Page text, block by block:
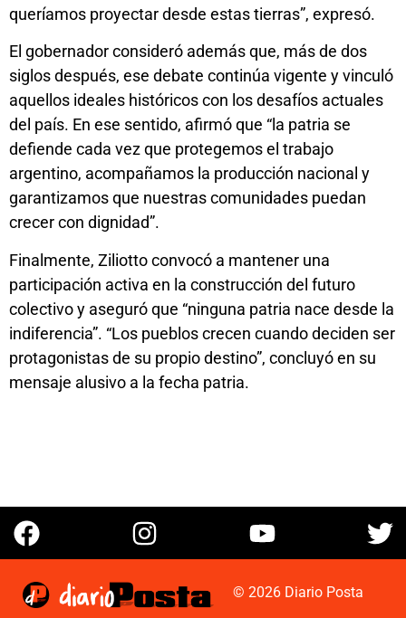
queríamos proyectar desde estas tierras”, expresó.
El gobernador consideró además que, más de dos
siglos después, ese debate continúa vigente y vinculó
aquellos ideales históricos con los desafíos actuales
del país. En ese sentido, afirmó que “la patria se
defiende cada vez que protegemos el trabajo
argentino, acompañamos la producción nacional y
garantizamos que nuestras comunidades puedan
crecer con dignidad”.
Finalmente, Ziliotto convocó a mantener una
participación activa en la construcción del futuro
colectivo y aseguró que “ninguna patria nace desde la
indiferencia”. “Los pueblos crecen cuando deciden ser
protagonistas de su propio destino”, concluyó en su
mensaje alusivo a la fecha patria.
© 2026 Diario Posta